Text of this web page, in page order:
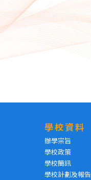
學校資料
辦學宗旨
學校政策
學校簡訊
學校計劃及報告